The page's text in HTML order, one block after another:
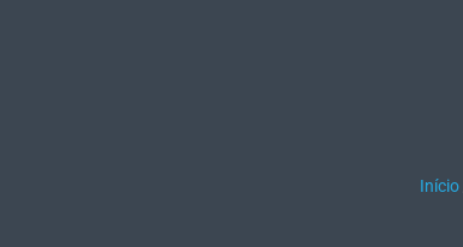
Início